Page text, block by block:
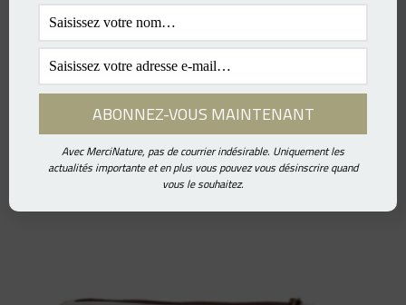
Avec MerciNature, pas de courrier indésirable. Uniquement les
actualités importante et en plus vous pouvez vous désinscrire quand
vous le souhaitez.